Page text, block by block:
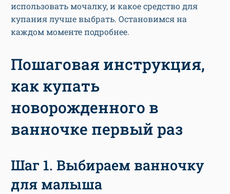
использовать мочалку, и какое средство для
купания лучше выбрать. Остановимся на
каждом моменте подробнее.
Пошаговая инструкция,
как купать
новорожденного в
ванночке первый раз
Шаг 1. Выбираем ванночку
для малыша